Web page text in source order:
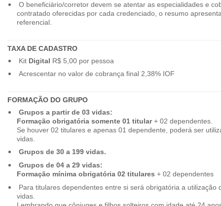
O beneficiário/corretor devem se atentar as especialidades e
contratado oferecidas por cada credenciado, o resumo
referencial.
TAXA DE CADASTRO
Kit Digital R$ 5,00 por pessoa
Acrescentar no valor de cobrança final 2,38% IOF
FORMAÇÃO DO GRUPO
Grupos a partir de 03 vidas:
Formação obrigatória somente 01 titular+ 02 dependentes.
Se houver 02 titulares e apenas 01 dependente, poderá ser
vidas.
Grupos de 30 a 199 vidas.
Grupos de 04 a 29 vidas:
Formação mínima obrigatória 02 titulares + 02 dependentes
Para titulares dependentes entre si será obrigatória a utilização
vidas.